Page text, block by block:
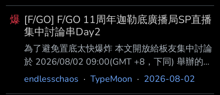
爆 [F/GO] F/GO 11周年迦勒底廣播局SP直播
集中討論串Day2
為了避免置底太快爆炸 本文開放給板友集中討論
於 2026/08/02 09:00(GMT +8，下同) 舉辦的
「Fate/Grand Order Fes. 2026 11th
endlesschaos · TypeMoon · 2026-08-02